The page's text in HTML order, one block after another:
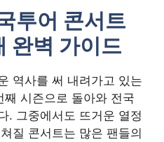
투어 콘서트
완벽 가이드
역사를 써 내려가고 있는
째 시즌으로 돌아와 전국
. 그중에서도 뜨거운 열정
질 콘서트는 많은 팬들의